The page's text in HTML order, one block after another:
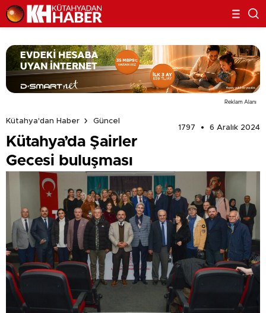
Reklam Alanı
Kütahya'dan Haber
Güncel
1797
6 Aralık 2024
Kütahya’da Şairler
Gecesi buluşması